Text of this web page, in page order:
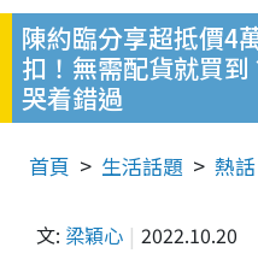
陳約臨分享超抵價4
扣！無需配貨就買
哭着錯過
首頁 生活話題 熱話
文: 梁穎心 2022.10.20